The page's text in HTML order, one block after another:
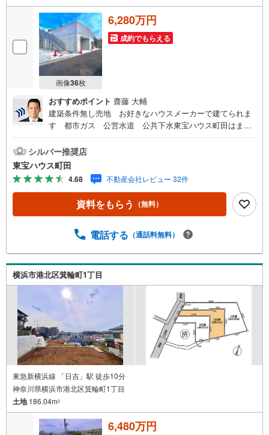
画像36枚
6,280万円
成約でもらえる
おすすめポイント 齋藤 大輔
建築条件無し売地 お好きなハウスメーカーで建てられま
す 都市ガス 公営水道 公共下水東宝ハウス町田はま
お客様のお話をきちんとお聞きし、しっかり話し合う
「心」のコミュニケーションが大切になります。だからこ
そ、それぞれのお客様にベストな「住まい」をご提案をす
ることができるのです。インターネット予約で当日見学が
可能！（1）［室内・現地を見学する］をクリック（2）本
日～4日以内をご希望の方は「ご要望・ご質問欄」に希望日
間期の売買仲介実績において、全国第9位の売買仲介実績で
てこれからも楽しく素敵なお家探しをお約束します。お家
探しを始めてみようと思われたらまずは、お気軽に東宝ハ
ウス町田に相談してみませんか？スタッフ一同お客様のお
問合せをお待ちしております。
シルバー推奨店
東宝ハウス町田
4.68 不動産会社レビュー 32件
資料をもらう （無料）
電話する （通話料無料）
横浜市港北区箕輪町1丁目
東急新横浜線 「日吉」駅 徒歩10分
神奈川県横浜市港北区箕輪町1丁目
土地186.04m2
6,480万円